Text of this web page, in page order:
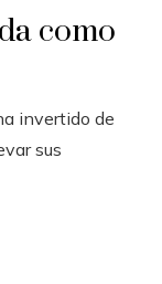
como
invertido de
sus